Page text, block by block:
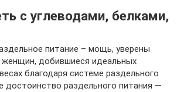
с углеводами, белками,
питание – мощь, уверены
добившиеся идеальных
благодаря системе раздельного
достоинство раздельного питания —